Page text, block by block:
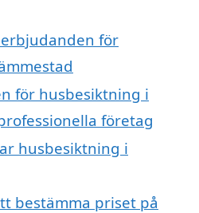
för
för husbesiktning i
företag
husbesiktning i
bestämma priset på